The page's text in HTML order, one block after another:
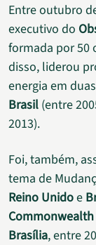
Entre outubro
executivo do
formada por 50
disso, liderou
energia em
Brasil (entre
2013).
Foi, também,
tema de
Reino Unidoe
Commonwealth
Brasília, entre